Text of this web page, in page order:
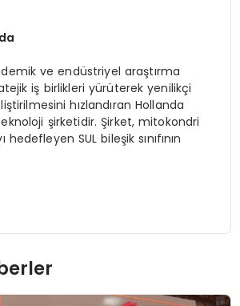
ve endüstriyel araştırma
iş birlikleri yürüterek yenilikçi
hızlandıran Hollanda
şirketidir. Şirket, mitokondri
hedefleyen SUL bileşik sınıfının